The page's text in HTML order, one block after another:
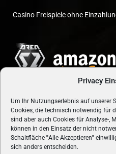
Privacy
Um Ihr Nutzungserlebnis auf unserer
Cookies, die technisch notwendig für
sind aber auch Cookies für Analyse-,
können in den Einsatz der nicht
Schaltfläche "Alle Akzeptieren"
sich anders entscheiden.
Casino Freispiele ohne